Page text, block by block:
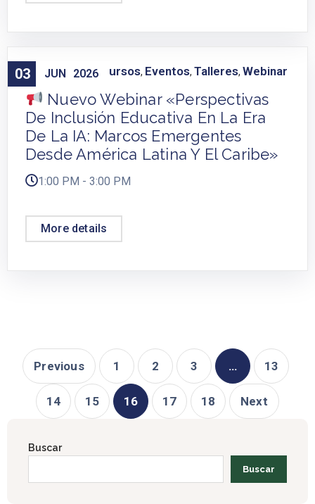
03 JUN 2026
Capacitación, Cursos, Eventos, Talleres, Webinar
Nuevo Webinar «Perspectivas
De Inclusión Educativa En La Era
De La IA: Marcos Emergentes
Desde América Latina Y El Caribe»
1:00 PM - 3:00 PM
More details
Previous 1 2 3 … 13
14 15 16 17 18 Next
Buscar
Buscar